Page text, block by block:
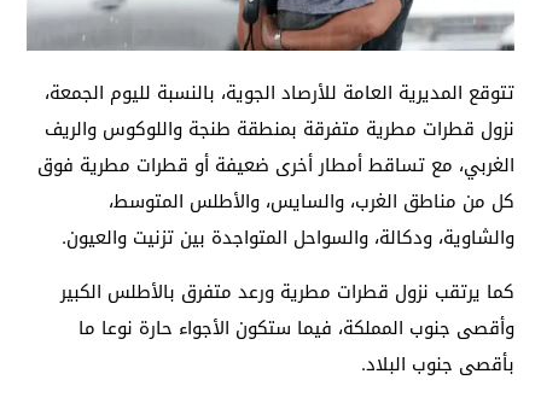
تتوقع المديرية العامة للأرصاد الجوية، بالنسبة لليوم الجمعة،
نزول قطرات مطرية متفرقة بمنطقة طنجة واللوكوس والريف
الغربي، مع تساقط أمطار أخرى ضعيفة أو قطرات مطرية فوق
كل من مناطق الغرب، والسايس، والأطلس المتوسط،
والشاوية، ودكالة، والسواحل المتواجدة بين تزنيت والعيون.
كما يرتقب نزول قطرات مطرية ورعد متفرق بالأطلس الكبير
وأقصى جنوب المملكة، فيما ستكون الأجواء حارة نوعا ما
بأقصى جنوب البلاد.